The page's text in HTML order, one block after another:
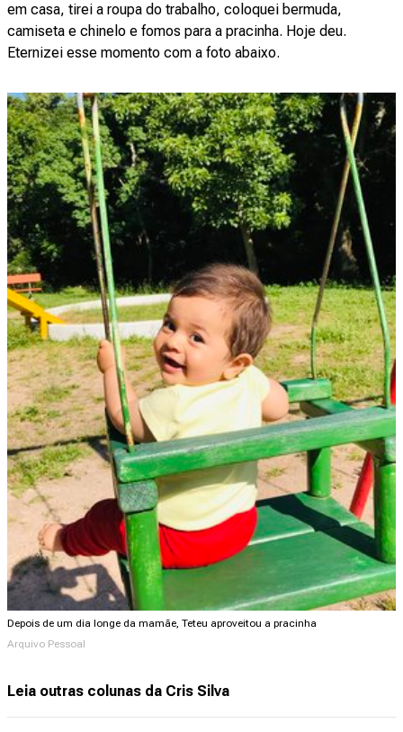
em casa, tirei a roupa do trabalho, coloquei bermuda,
camiseta e chinelo e fomos para a pracinha. Hoje deu.
Eternizei esse momento com a foto abaixo.
Depois de um dia longe da mamãe, Teteu aproveitou a pracinha
Arquivo Pessoal
Leia outras colunas da Cris Silva